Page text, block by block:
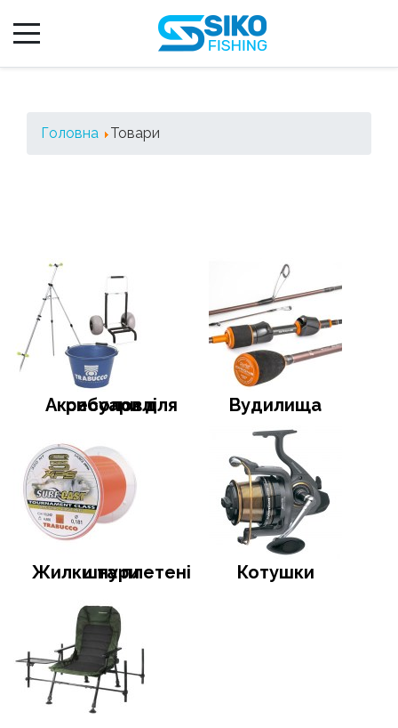
Головна Товари
Аксесуари для риболовлі Вудилища
Жилки та плетені шнури Котушки